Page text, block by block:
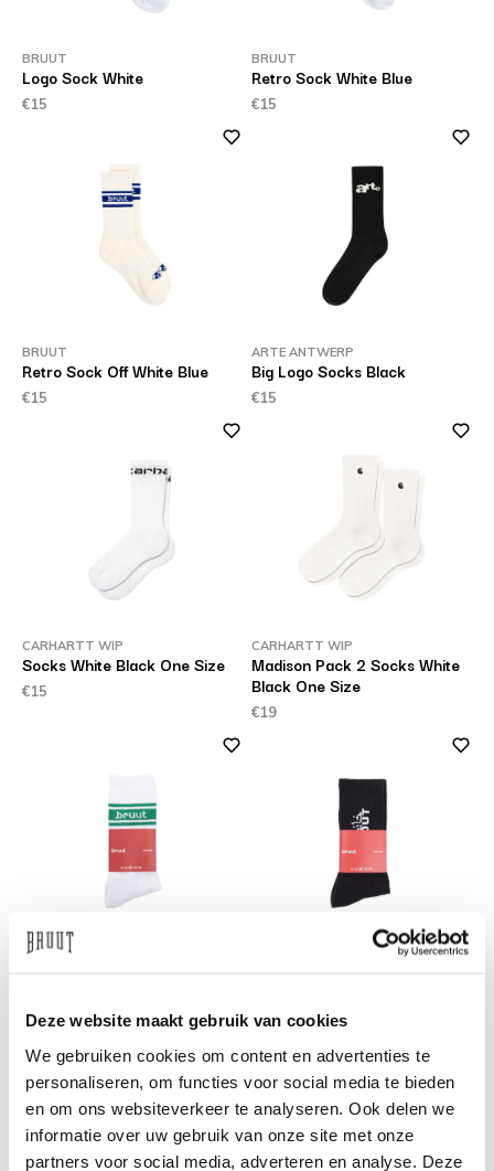
Deze website maakt gebruik van cookies
We gebruiken cookies om content en advertenties te
personaliseren, om functies voor social media te bieden
en om ons websiteverkeer te analyseren. Ook delen we
informatie over uw gebruik van onze site met onze
partners voor social media, adverteren en analyse. Deze
BRUUT
Logo Sock White
€15
BRUUT
Retro Sock White Blue
€15
BRUUT
Retro Sock Off White Blue
€15
ARTE ANTWERP
Big Logo Socks Black
€15
CARHARTT WIP
Socks White Black One Size
€15
CARHARTT WIP
Madison Pack 2 Socks White
Black One Size
€19